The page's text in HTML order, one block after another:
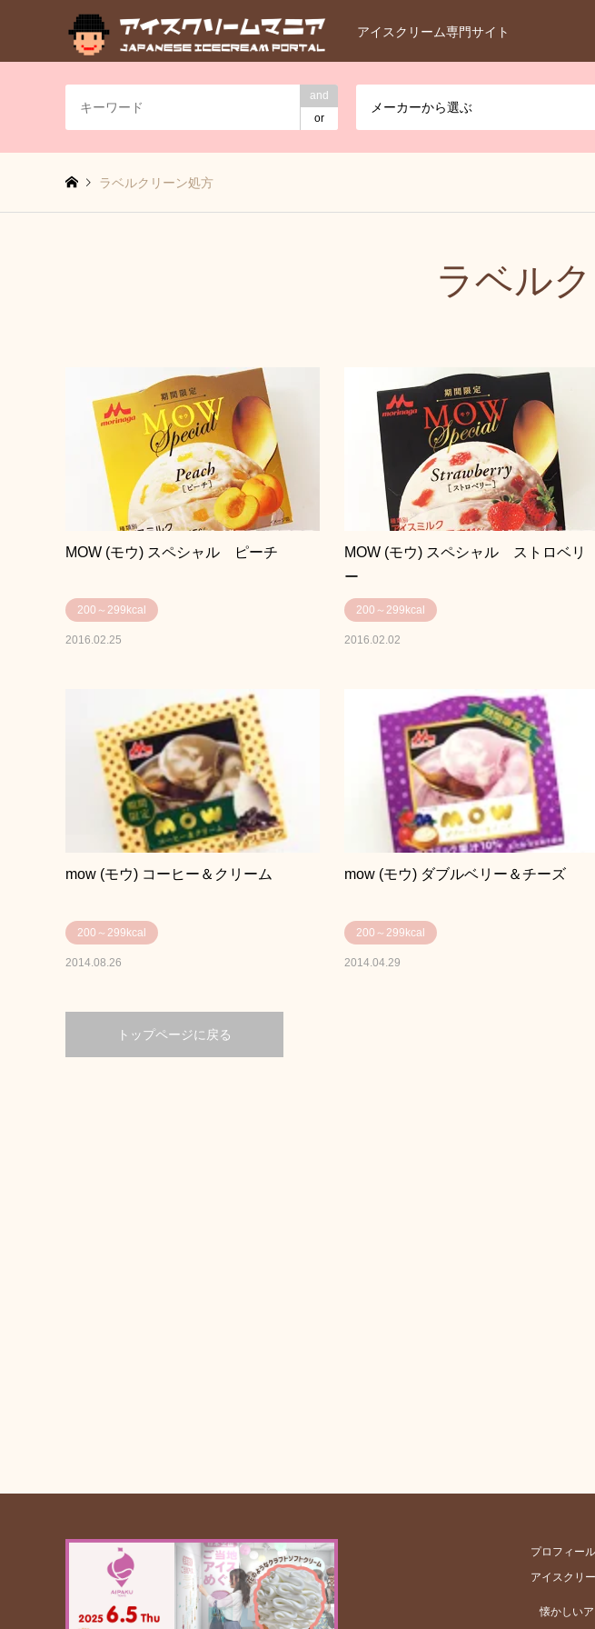
アイスクリーム専門サイト
and
or
メーカーから選ぶ
ラベルクリーン処方
ラベル
MOW (モウ) スペシャル ピーチ
200～299kcal
2016.02.25
MOW (モウ) スペシャル ストロベリ
ー
200～299kcal
2016.02.02
mow (モウ) コーヒー＆クリーム
200～299kcal
2014.08.26
mow (モウ) ダブルベリー＆チーズ
200～299kcal
2014.04.29
トップページに戻る
プロフィール
アイスクリ
懐かしい